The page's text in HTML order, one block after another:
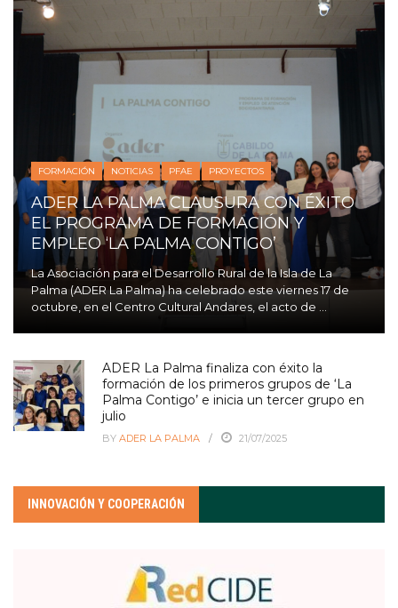
FORMACIÓN NOTICIAS PFAE PROYECTOS
ADER LA PALMA CLAUSURA CON ÉXITO
EL PROGRAMA DE FORMACIÓN Y
EMPLEO ‘LA PALMA CONTIGO’
La Asociación para el Desarrollo Rural de la Isla de La
Palma (ADER La Palma) ha celebrado este viernes 17 de
octubre, en el Centro Cultural Andares, el acto de ...
ADER La Palma finaliza con éxito la
formación de los primeros grupos de ‘La
Palma Contigo’ e inicia un tercer grupo en
julio
BY ADER LA PALMA 21/07/2025
INNOVACIÓN Y COOPERACIÓN